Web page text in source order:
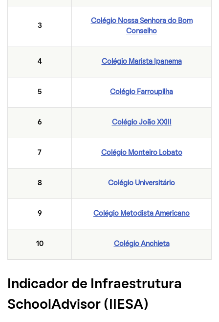
3
Colégio Nossa Senhora do Bom
Conselho
4 Colégio Marista Ipanema
5 Colégio Farroupilha
6 Colégio João XXIII
7 Colégio Monteiro Lobato
8 Colégio Universitário
9 Colégio Metodista Americano
10 Colégio Anchieta
Indicador de Infraestrutura
SchoolAdvisor (IIESA)